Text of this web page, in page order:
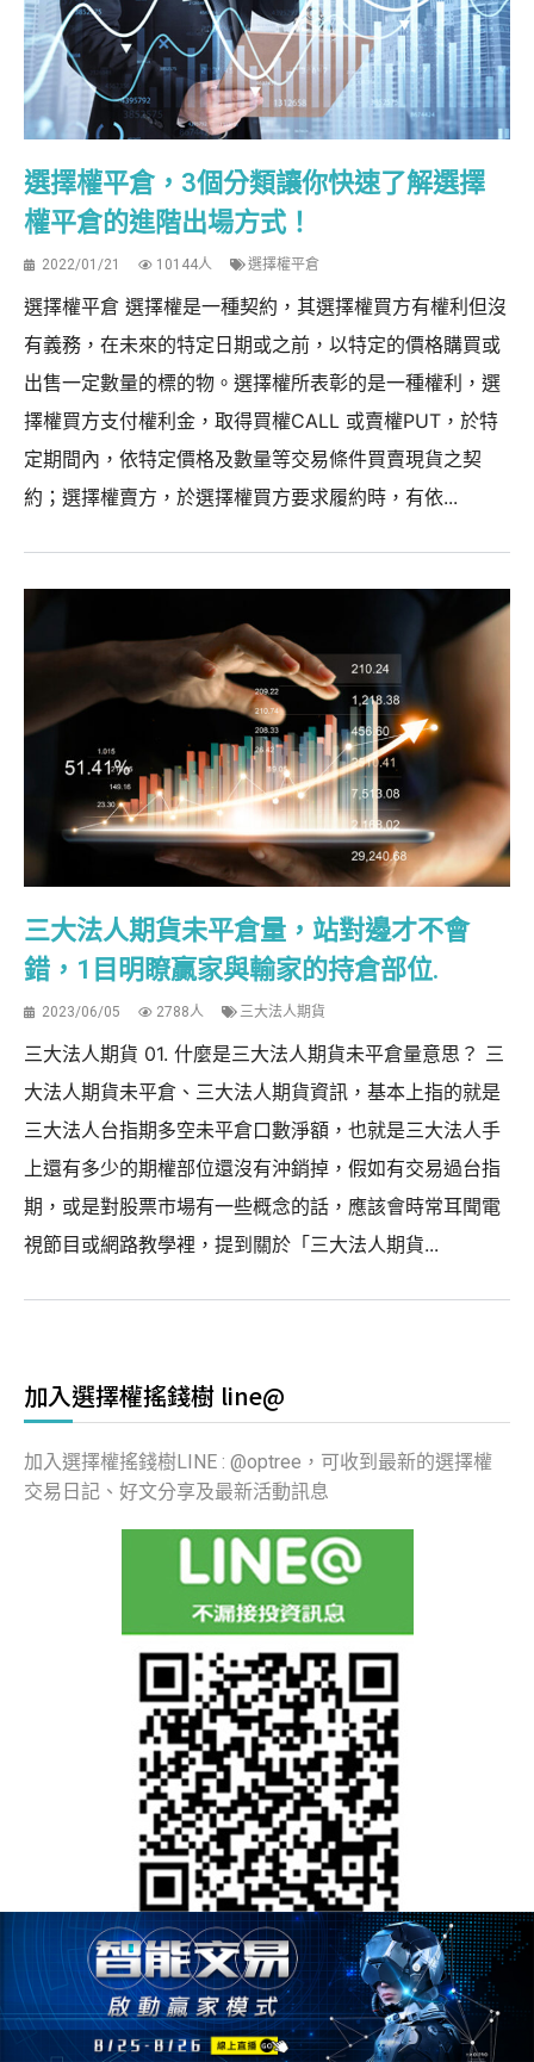
選擇權平倉，3個分類讓你快速了解選擇
權平倉的進階出場方式！
2022/01/21 10144人 選擇權平倉
選擇權平倉 選擇權是一種契約，其選擇權買方有權利但沒
有義務，在未來的特定日期或之前，以特定的價格購買或
出售一定數量的標的物。選擇權所表彰的是一種權利，選
擇權買方支付權利金，取得買權CALL 或賣權PUT，於特
定期間內，依特定價格及數量等交易條件買賣現貨之契
約；選擇權賣方，於選擇權買方要求履約時，有依...
三大法人期貨未平倉量，站對邊才不會
錯，1目明瞭贏家與輸家的持倉部位.
2023/06/05 2788人 三大法人期貨
三大法人期貨 01. 什麼是三大法人期貨未平倉量意思？ 三
大法人期貨未平倉、三大法人期貨資訊，基本上指的就是
三大法人台指期多空未平倉口數淨額，也就是三大法人手
上還有多少的期權部位還沒有沖銷掉，假如有交易過台指
期，或是對股票市場有一些概念的話，應該會時常耳聞電
視節目或網路教學裡，提到關於「三大法人期貨...
加入選擇權搖錢樹 line@
加入選擇權搖錢樹LINE : @optree，可收到最新的選擇權
交易日記、好文分享及最新活動訊息